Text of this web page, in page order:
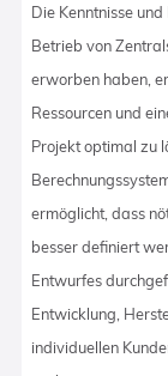
Die Kenntnisse
Betrieb von
erworben haben,
Ressourcen und
Projekt optimal zu
ermöglicht, dass
besser definiert
Entwurfes
Entwicklung,
individuellen